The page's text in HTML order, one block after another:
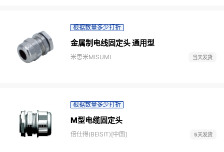
根据数量多少打折
金属制电线固定头 通用型
米思米MISUMI 当天发货
根据数量多少打折
M型电缆固定头
倍仕得(BEISIT)[中国] 5天发货